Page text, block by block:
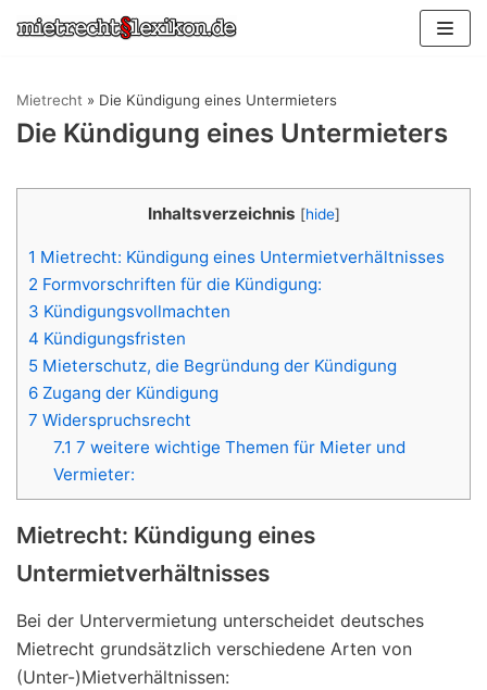
Zum
Mietrecht » Die Kündigung eines Untermieters
Die Kündigung eines Untermieters
Inhaltsverzeichnis [hide]
1 Mietrecht: Kündigung eines Untermietverhältnisses
2 Formvorschriften für die Kündigung:
3 Kündigungsvollmachten
4 Kündigungsfristen
5 Mieterschutz, die Begründung der Kündigung
6 Zugang der Kündigung
7 Widerspruchsrecht
7.1 7 weitere wichtige Themen für Mieter und
Vermieter:
Mietrecht: Kündigung eines
Untermietverhältnisses
Bei der Untervermietung unterscheidet deutsches
Mietrecht grundsätzlich verschiedene Arten von
(Unter-)Mietverhältnissen: